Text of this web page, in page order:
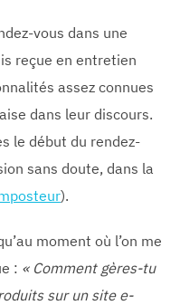
vous dans une
reçue en entretien
assez connues
dans leur discours.
le début du rendez-
sans doute, dans la
).
moment où l’on me
: « Comment gères-tu
sur un site e-